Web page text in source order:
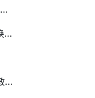
2025年度上海市促进文化创意产业发展专项资金项目申报指南
购车立减500元！上海市电动自行车以旧换新补贴来了！
松江区保障重点企业产能实施细则（人才政策）